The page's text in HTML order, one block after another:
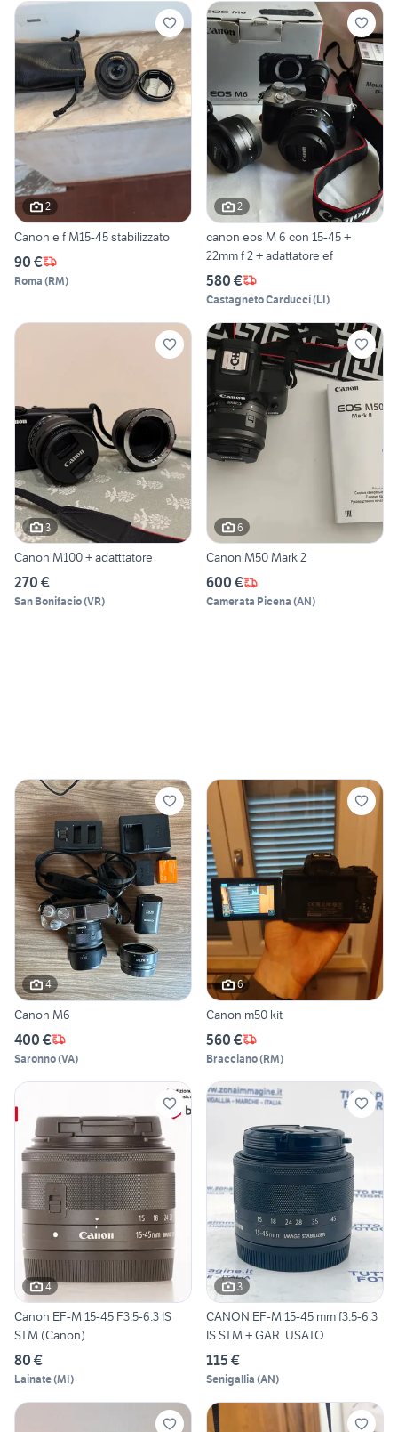
2
Canon e f M15-45 stabilizzato
90 €
Roma (RM)
2
canon eos M 6 con 15-45 +
22mm f 2 + adattatore ef
580 €
Castagneto Carducci(LI)
3
Canon M100 + adatttatore
270 €
San Bonifacio(VR)
6
Canon M50 Mark 2
600 €
Camerata Picena (AN)
4
Canon M6
400 €
Saronno(VA)
6
Canon m50 kit
560 €
Bracciano(RM)
4
Canon EF-M 15-45 F3.5-6.3 IS
STM (Canon)
80 €
Lainate(MI)
3
CANON EF-M 15-45 mm f3.5-6.3
IS STM + GAR. USATO
115 €
Senigallia (AN)